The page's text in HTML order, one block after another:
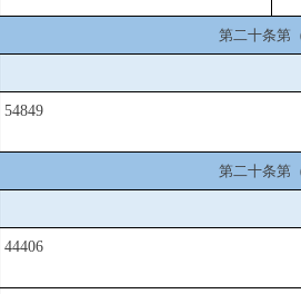
第二十条第
54849
第二十条第
44406